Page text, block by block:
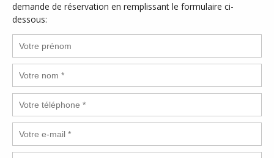
demande de réservation en remplissant le formulaire ci-
dessous: